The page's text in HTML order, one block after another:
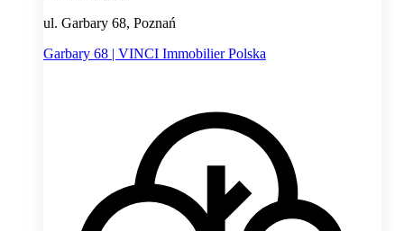
ul. Garbary 68, Poznań
Garbary 68 | VINCI Immobilier Polska